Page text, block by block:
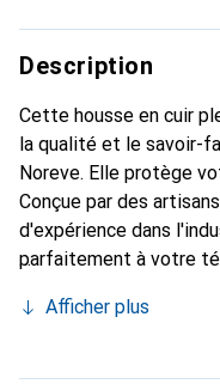
Description
Cette housse en cuir
la qualité et le savoir-
Noreve. Elle protège
Conçue par des
d'expérience dans
parfaitement à votre
devient l'accessoire
produits de haute
Afficher plus